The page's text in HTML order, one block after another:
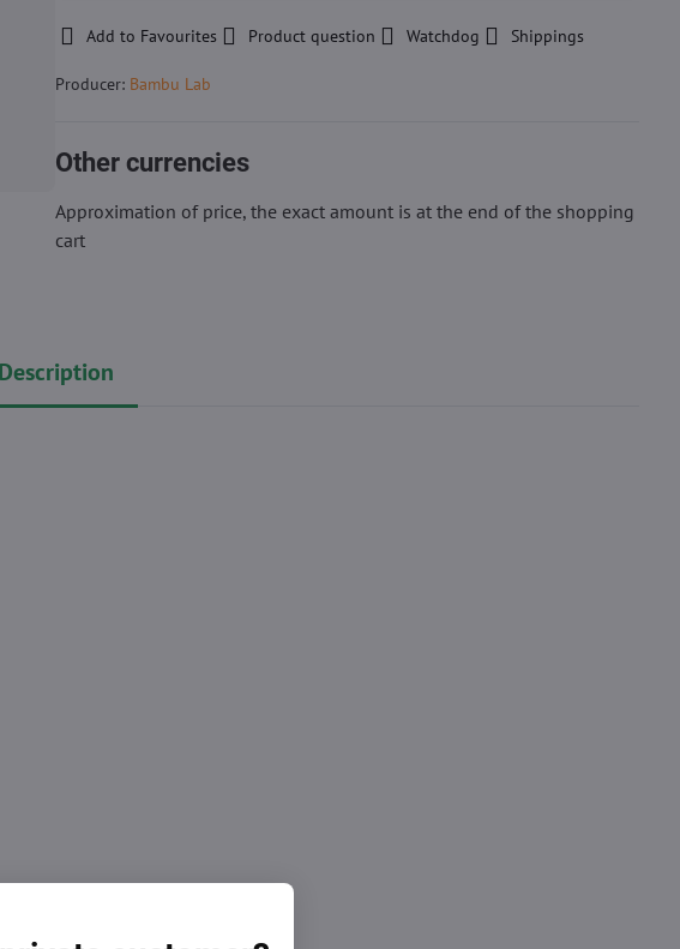
Add to Favourites Product question Watchdog Shippings
Producer: Bambu Lab
Other currencies
Approximation of price, the exact amount is at the end of the shopping
cart
Description